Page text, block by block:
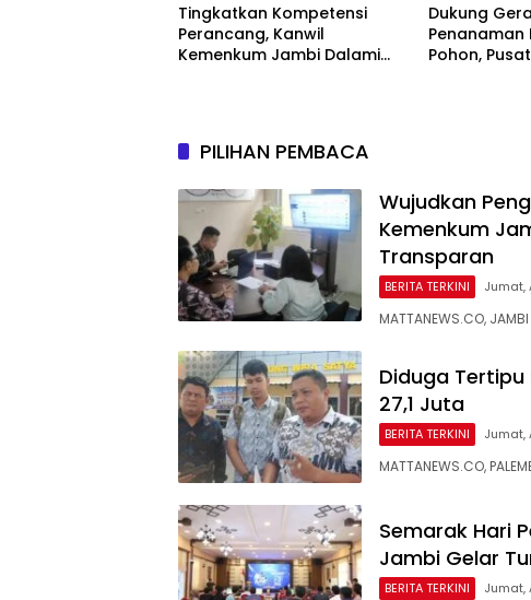
Tingkatkan Kompetensi
Perancang, Kanwil
Kemenkum Jambi Dalami
Dukung
Penanaman
Pohon,
PILIHAN PEMBACA
Wujudkan
Kemenkum
Transparan
BERITA TERKINI Jumat,
MATTANEWS.CO,
Diduga Tertipu
27,1 Juta
BERITA TERKINI Jumat,
MATTANEWS.CO,
Semarak Hari
Jambi Gelar
BERITA TERKINI Jumat,